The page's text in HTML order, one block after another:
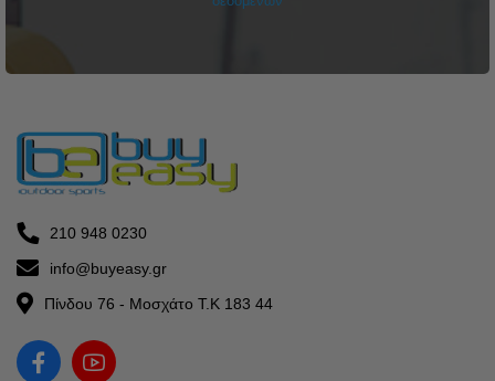
210 948 0230
info@buyeasy.gr
Πίνδου 76 - Μοσχάτο Τ.Κ 183 44